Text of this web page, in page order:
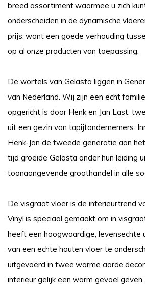
breed assortiment waarmee u zich
onderscheiden in de dynamische
prijs, want een goede verhouding
op al onze producten van toepassing.
De wortels van Gelasta liggen in
van Nederland. Wij zijn een echt
opgericht is door Henk en Jan Last:
uit een gezin van tapijtondernemers.
Henk-Jan de tweede generatie aan
tijd groeide Gelasta onder hun leiding
toonaangevende groothandel in alle
De visgraat vloer is de interieurtrend
Vinyl is speciaal gemaakt om in
heeft een hoogwaardige, levensechte
van een echte houten vloer te
uitgevoerd in twee warme aarde
interieur gelijk een warm gevoel geven.